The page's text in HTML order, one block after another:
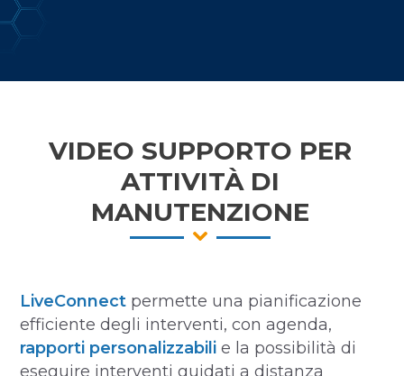
VIDEO SUPPORTO PER
ATTIVITÀ DI
MANUTENZIONE
LiveConnect permette una pianificazione
efficiente degli interventi, con agenda,
rapporti personalizzabili e la possibilità di
eseguire interventi guidati a distanza